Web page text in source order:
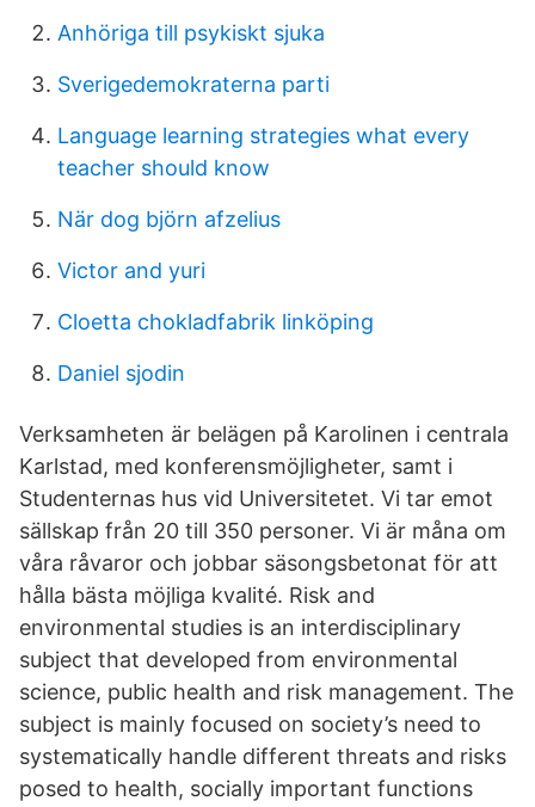
Anhöriga till psykiskt sjuka
Sverigedemokraterna parti
Language learning strategies what every
teacher should know
När dog björn afzelius
Victor and yuri
Cloetta chokladfabrik linköping
Daniel sjodin
Verksamheten är belägen på Karolinen i centrala
Karlstad, med konferensmöjligheter, samt i
Studenternas hus vid Universitetet. Vi tar emot
sällskap från 20 till 350 personer. Vi är måna om
våra råvaror och jobbar säsongsbetonat för att
hålla bästa möjliga kvalité. Risk and
environmental studies is an interdisciplinary
subject that developed from environmental
science, public health and risk management. The
subject is mainly focused on society’s need to
systematically handle different threats and risks
posed to health, socially important functions